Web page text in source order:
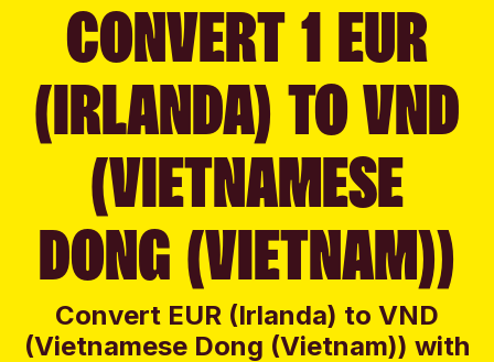
CONVERT 1 EUR
(IRLANDA) TO VND
(VIETNAMESE
DONG (VIETNAM))
Convert EUR (Irlanda) to VND
(Vietnamese Dong (Vietnam)) with